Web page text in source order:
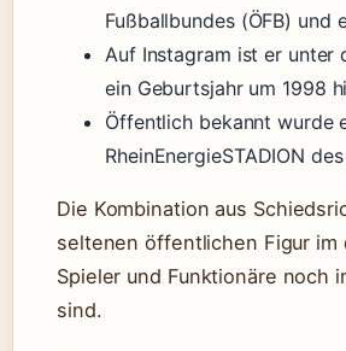
Fußballbundes (ÖFB) und
Auf Instagram ist er unter
ein Geburtsjahr um 1998
Öffentlich bekannt wurde
RheinEnergieSTADION
Die Kombination aus
seltenen öffentlichen Figur im
Spieler und Funktionäre noch
sind.